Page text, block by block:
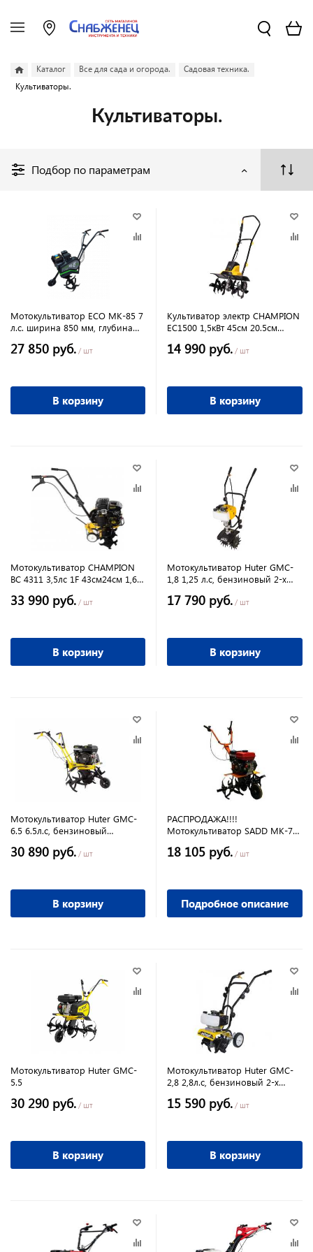
Каталог Все для сада и огорода.
Садовая техника.
Культиваторы.
Культиваторы.
Подбор по параметрам
Мотокультиватор ECO MK-85 7
л.с. ширина 850 мм, глубина
27 850 руб. / шт
В корзину
Культиватор электр CHAMPION
EC1500 1,5кВт 45см 20.5см
14 990 руб. / шт
В корзину
Мотокультиватор CHAMPION
BC 4311 3,5лс 1F 43см24см 1,6л
33 990 руб. / шт
В корзину
Мотокультиватор Huter GMC-
1,8 1,25 л.с, бензиновый 2-х
17 790 руб. / шт
В корзину
Мотокультиватор Huter GMC-
6.5 6.5л.с, бензиновый
1вперед/1назад,4800Вт
30 890 руб. / шт
В корзину
РАСПРОДАЖА!!!!
Мотокультиватор SADD МК-700
18 105 руб. / шт
Подробное описание
Мотокультиватор Huter GMC-
5.5
30 290 руб. / шт
В корзину
Мотокультиватор Huter GMC-
2,8 2,8л.с, бензиновый 2-х
15 590 руб. / шт
В корзину